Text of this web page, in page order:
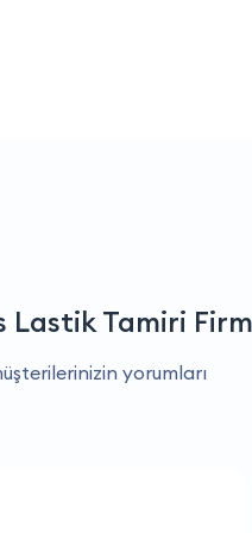
Lastik Tamiri
yorumları